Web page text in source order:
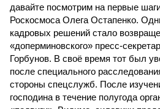
давайте посмотрим на первые
Роскосмоса Олега Остапенко.
кадровых решений стало
«доперминовского» пресс-
Горбунов. В своё время тот был
после специального
стороны спецслужб. После
господина в течение полугода